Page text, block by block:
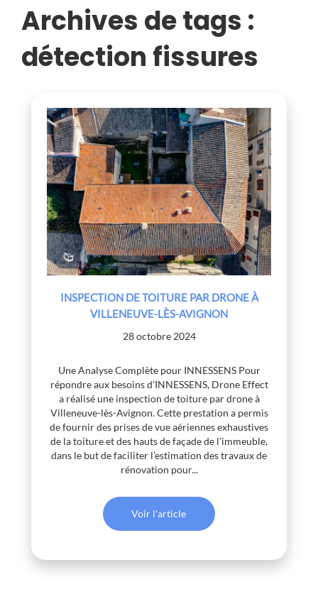
AVIGNON
Archives de tags :
détection fissures
INSPECTION DE TOITURE PAR DRONE À
VILLENEUVE-LÈS-AVIGNON
28 octobre 2024
Une Analyse Complète pour INNESSENS Pour
répondre aux besoins d’INNESSENS, Drone Effect
a réalisé une inspection de toiture par drone à
Villeneuve-lès-Avignon. Cette prestation a permis
de fournir des prises de vue aériennes exhaustives
de la toiture et des hauts de façade de l’immeuble,
dans le but de faciliter l’estimation des travaux de
rénovation pour...
Voir l'article